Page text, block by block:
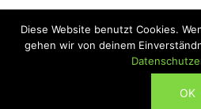
Diese Website benutzt Cookies.
gehen wir von deinem
OK